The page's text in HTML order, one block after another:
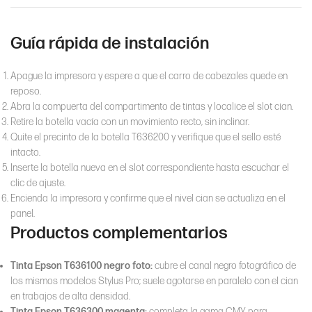
Guía rápida de instalación
Apague la impresora y espere a que el carro de cabezales quede en
reposo.
Abra la compuerta del compartimento de tintas y localice el slot cian.
Retire la botella vacía con un movimiento recto, sin inclinar.
Quite el precinto de la botella T636200 y verifique que el sello esté
intacto.
Inserte la botella nueva en el slot correspondiente hasta escuchar el
clic de ajuste.
Encienda la impresora y confirme que el nivel cian se actualiza en el
panel.
Productos complementarios
Tinta Epson T636100 negro foto:cubre el canal negro fotográfico de
los mismos modelos Stylus Pro; suele agotarse en paralelo con el cian
en trabajos de alta densidad.